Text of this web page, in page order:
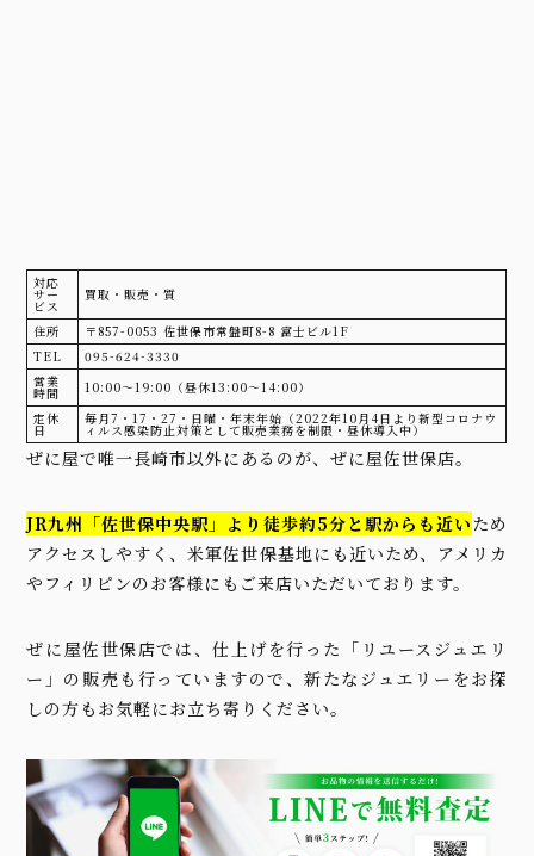
対応
サー
ビス
買取・販売・質
住所
〒857-0053 佐世保市常盤町8-8 富士ビル1F
TEL
095-624-3330
営業
時間
10:00〜19:00（昼休13:00〜14:00）
定休
日
毎月7・17・27・日曜・年末年始（2022年10月4日より新型コロナウ
ィルス感染防止対策として販売業務を制限・昼休導入中）
ぜに屋で唯一長崎市以外にあるのが、ぜに屋佐世保店。
JR九州「佐世保中央駅」より徒歩約5分と駅からも近いため
アクセスしやすく、米軍佐世保基地にも近いため、アメリカ
やフィリピンのお客様にもご来店いただいております。
ぜに屋佐世保店では、仕上げを行った「リユースジュエリ
ー」の販売も行っていますので、新たなジュエリーをお探
しの方もお気軽にお立ち寄りください。